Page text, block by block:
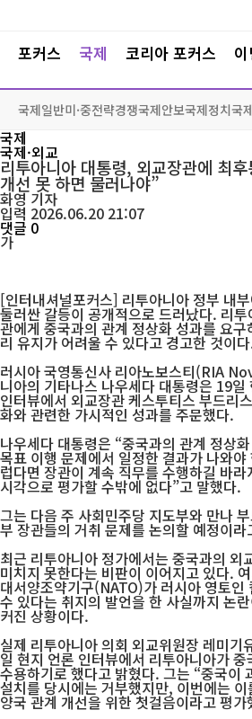
포커스 국제 코리아 포커스 이
국제일반미·중전략경쟁국제안보국제정치국
국제
국제·외교
리투아니아 대통령, 외교장관에 최
개선 못 하면 물러나야”
화영기자
입력 2026.06.20 21:07
댓글 0
가
[인터내셔널포커스] 리투아니아 정부 내
둘러싼 갈등이 공개적으로 드러났다. 리
관에게 중국과의 관계 정상화 성과를 요
리 유지가 어려울 수 있다고 경고한 것이
러시아 국영통신사 리아노보스티(RIA
니아의 기타나스 나우세다 대통령은 19
인터뷰에서 외교장관 케스투티스 부드리
화와 관련한 가시적인 성과를 주문했다.
나우세다 대통령은 “중국과의 관계 정상
목표 이행 문제에서 일정한 결과가 나와
럽다면 장관이 계속 직무를 수행하길 바
시각으로 평가할 수밖에 없다”고 말했다.
그는 다음 주 사회민주당 지도부와 만나
부 장관들의 거취 문제를 논의할 예정이라
최근 리투아니아 정가에서는 중국과의 외
미치지 못한다는 비판이 이어지고 있다.
대서양조약기구(NATO)가 러시아 영토인
수 있다는 취지의 발언을 한 사실까지 논
커진 상황이다.
실제 리투아니아 의회 외교위원장 레미기
일 현지 언론 인터뷰에서 리투아니아가
수용하기로 했다고 밝혔다. 그는 “중국이
설치를 당시에는 거부했지만, 이번에는
양국 관계 개선을 위한 첫걸음이라고 평가